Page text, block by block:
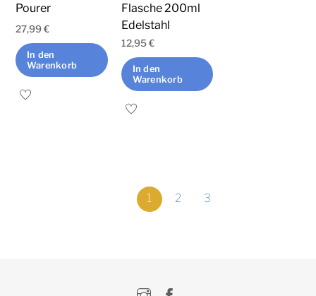
Pourer
27,99€
In den
Warenkorb
Flasche 200ml
Edelstahl
12,95€
In den
Warenkorb
1 2 3
Instagram